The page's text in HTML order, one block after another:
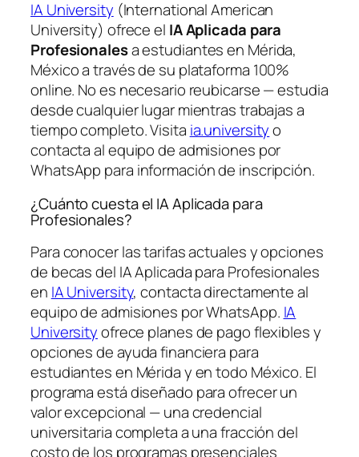
IA University (International American
University) ofrece el IA Aplicada para
Profesionalesa estudiantes en Mérida,
México a través de su plataforma 100%
online. No es necesario reubicarse — estudia
desde cualquier lugar mientras trabajas a
tiempo completo. Visita ia.universityo
contacta al equipo de admisiones por
WhatsApp para información de inscripción.
¿Cuánto cuesta el IA Aplicada para
Profesionales?
Para conocer las tarifas actuales y opciones
de becas del IA Aplicada para Profesionales
en IA University, contacta directamente al
equipo de admisiones por WhatsApp. IA
Universityofrece planes de pago flexibles y
opciones de ayuda financiera para
estudiantes en Mérida y en todo México. El
programa está diseñado para ofrecer un
valor excepcional — una credencial
universitaria completa a una fracción del
costo de los programas presenciales